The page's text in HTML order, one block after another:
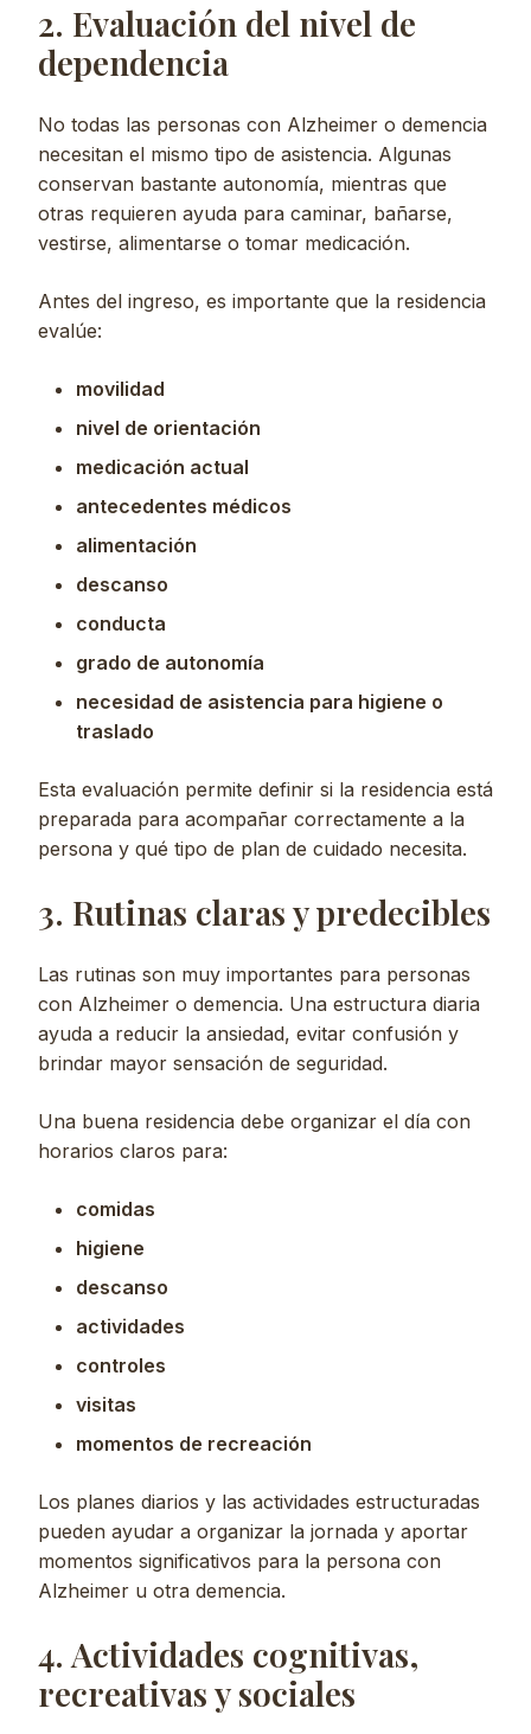
2. Evaluación del nivel de
dependencia
No todas las personas con Alzheimer o demencia
necesitan el mismo tipo de asistencia. Algunas
conservan bastante autonomía, mientras que
otras requieren ayuda para caminar, bañarse,
vestirse, alimentarse o tomar medicación.
Antes del ingreso, es importante que la residencia
evalúe:
movilidad
nivel de orientación
medicación actual
antecedentes médicos
alimentación
descanso
conducta
grado de autonomía
necesidad de asistencia para higiene o
traslado
Esta evaluación permite definir si la residencia está
preparada para acompañar correctamente a la
persona y qué tipo de plan de cuidado necesita.
3. Rutinas claras y predecibles
Las rutinas son muy importantes para personas
con Alzheimer o demencia. Una estructura diaria
ayuda a reducir la ansiedad, evitar confusión y
brindar mayor sensación de seguridad.
Una buena residencia debe organizar el día con
horarios claros para:
comidas
higiene
descanso
actividades
controles
visitas
momentos de recreación
Los planes diarios y las actividades estructuradas
pueden ayudar a organizar la jornada y aportar
momentos significativos para la persona con
Alzheimer u otra demencia.
4. Actividades cognitivas,
recreativas y sociales